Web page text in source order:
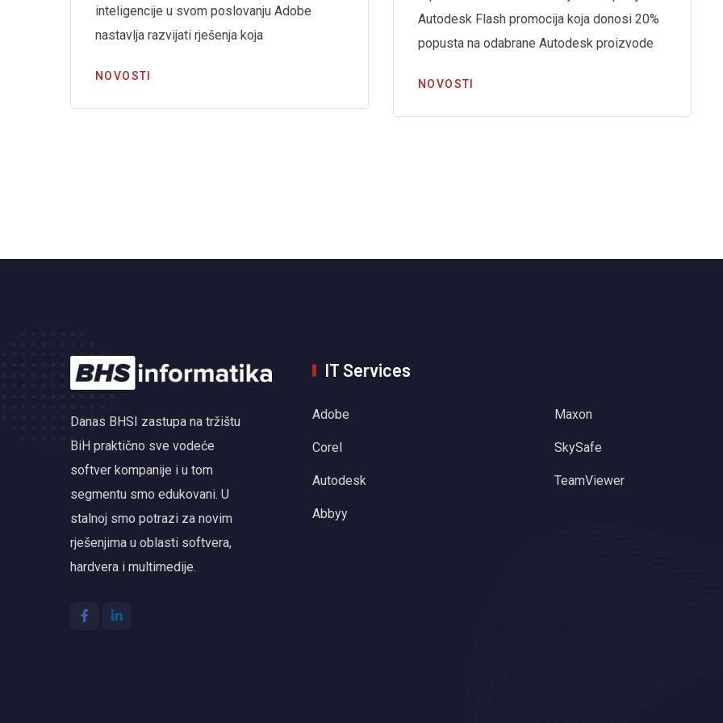
inteligencije u svom poslovanju Adobe
nastavlja razvijati rješenja koja
NOVOSTI
Autodesk Flash promocija koja donosi 20%
popusta na odabrane Autodesk proizvode
NOVOSTI
Danas BHSI zastupa na tržištu
BiH praktično sve vodeće
softver kompanije i u tom
segmentu smo edukovani. U
stalnoj smo potrazi za novim
rješenjima u oblasti softvera,
hardvera i multimedije.
IT Services
Adobe
Corel
Autodesk
Abbyy
Maxon
SkySafe
TeamViewer